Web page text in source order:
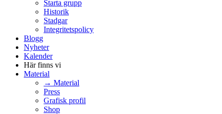
Starta grupp
Historik
Stadgar
Integritetspolicy
Blogg
Nyheter
Kalender
Här finns vi
Material
→ Material
Press
Grafisk profil
Shop